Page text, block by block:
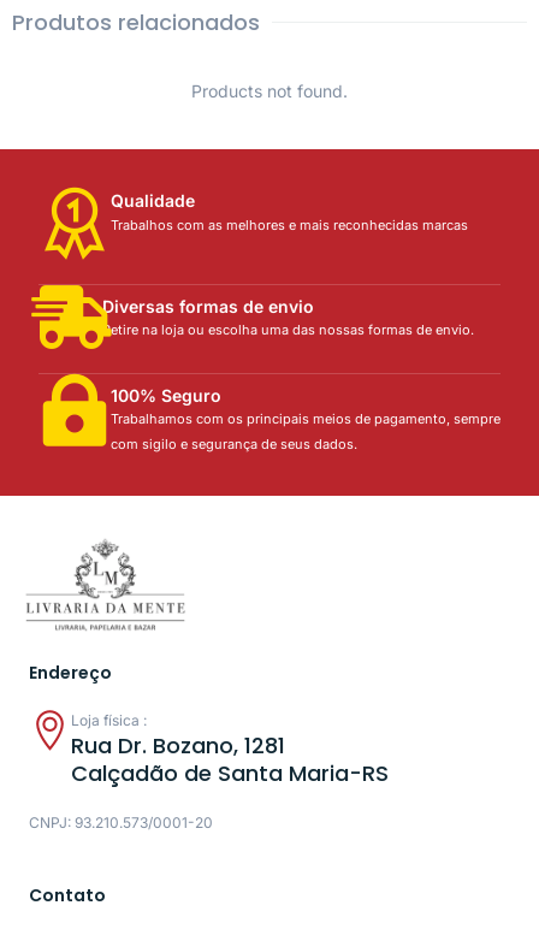
Produtos relacionados
Products not found.
Qualidade
Trabalhos com as melhores e mais reconhecidas marcas
Diversas formas de envio
Retire na loja ou escolha uma das nossas formas de envio.
100% Seguro
Trabalhamos com os principais meios de pagamento, sempre
com sigilo e segurança de seus dados.
Endereço
Loja física :
Rua Dr. Bozano, 1281
Calçadão de Santa Maria-RS
CNPJ: 93.210.573/0001-20
Contato